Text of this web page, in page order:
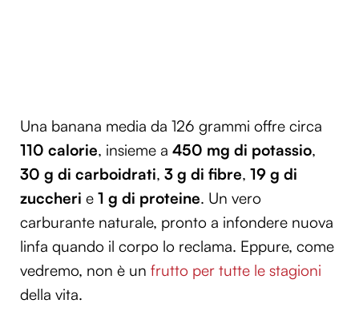
Una banana media da 126 grammi offre circa
110 calorie, insieme a 450 mg di potassio,
30 g di carboidrati, 3 g di fibre, 19 g di
zuccheri e 1 g di proteine. Un vero
carburante naturale, pronto a infondere nuova
linfa quando il corpo lo reclama. Eppure, come
vedremo, non è un frutto per tutte le stagioni
della vita.